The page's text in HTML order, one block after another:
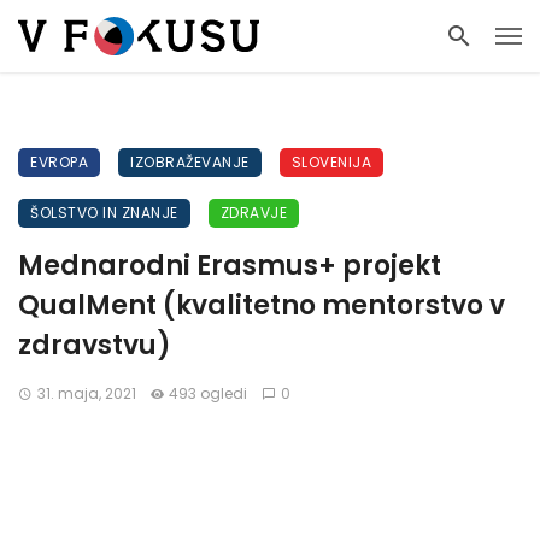
EVROPA IZOBRAŽEVANJE SLOVENIJA
ŠOLSTVO IN ZNANJE ZDRAVJE
Mednarodni Erasmus+ projekt
QualMent (kvalitetno mentorstvo v
zdravstvu)
31. maja, 2021 493 ogledi 0